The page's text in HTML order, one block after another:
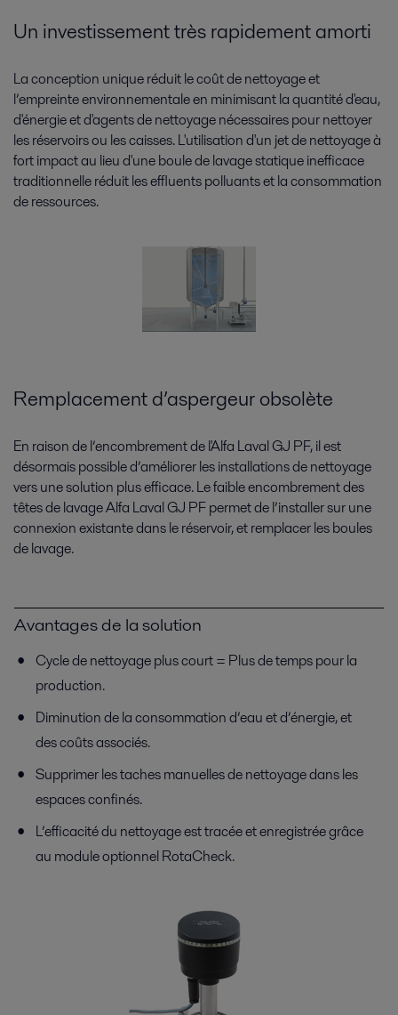
Un investissement très rapidement amorti
La conception unique réduit le coût de nettoyage et
l’empreinte environnementale en minimisant la quantité d'eau,
d'énergie et d'agents de nettoyage nécessaires pour nettoyer
les réservoirs ou les caisses. L'utilisation d'un jet de nettoyage à
fort impact au lieu d'une boule de lavage statique inefficace
traditionnelle réduit les effluents polluants et la consommation
de ressources.
Remplacement d’aspergeur obsolète
En raison de l’encombrement de l'Alfa Laval GJ PF, il est
désormais possible d’améliorer les installations de nettoyage
vers une solution plus efficace. Le faible encombrement des
têtes de lavage Alfa Laval GJ PF permet de l’installer sur une
connexion existante dans le réservoir, et remplacer les boules
de lavage.
Avantages de la solution
Cycle de nettoyage plus court = Plus de temps pour la
production.
Diminution de la consommation d’eau et d’énergie, et
des coûts associés.
Supprimer les taches manuelles de nettoyage dans les
espaces confinés.
L’efficacité du nettoyage est tracée et enregistrée grâce
au module optionnel RotaCheck.